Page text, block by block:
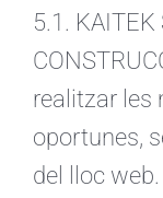
5.1. KAITEK
realitzar les
oportunes,
del lloc